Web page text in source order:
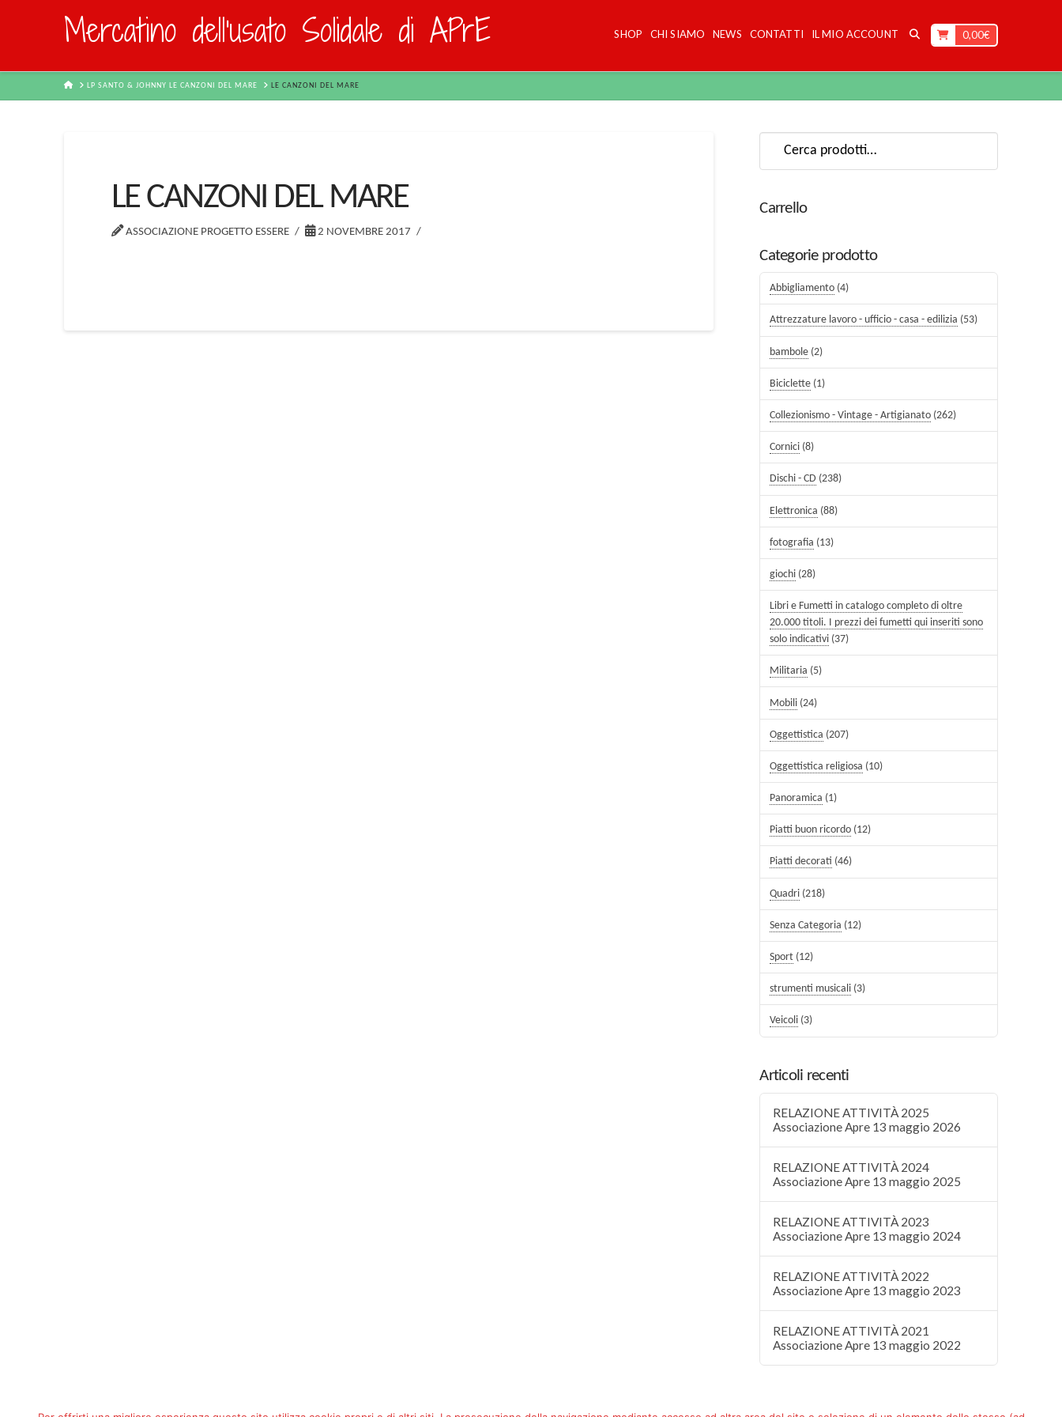
Mercatino dell'usato Solidale di APrE SHOP CHI SIAMO NEWS CONTATTI IL MIO ACCOUNT 0,00€
HOMELP SANTO & JOHNNY LE CANZONI DEL MARE LE CANZONI DEL MARE
LE CANZONI DEL MARE
ASSOCIAZIONE PROGETTO ESSERE 2 NOVEMBRE 2017
Carrello
Categorie prodotto
Abbigliamento (4)
Attrezzature lavoro - ufficio - casa - edilizia (53)
bambole (2)
Biciclette (1)
Collezionismo - Vintage - Artigianato (262)
Cornici (8)
Dischi - CD (238)
Elettronica (88)
fotografia (13)
giochi (28)
Libri e Fumetti in catalogo completo di oltre
20.000 titoli. I prezzi dei fumetti qui inseriti sono
solo indicativi (37)
Militaria (5)
Mobili (24)
Oggettistica (207)
Oggettistica religiosa (10)
Panoramica (1)
Piatti buon ricordo (12)
Piatti decorati (46)
Quadri (218)
Senza Categoria (12)
Sport (12)
strumenti musicali (3)
Veicoli (3)
Articoli recenti
RELAZIONE ATTIVITÀ 2025
Associazione Apre 13 maggio 2026
RELAZIONE ATTIVITÀ 2024
Associazione Apre 13 maggio 2025
RELAZIONE ATTIVITÀ 2023
Associazione Apre 13 maggio 2024
RELAZIONE ATTIVITÀ 2022
Associazione Apre 13 maggio 2023
RELAZIONE ATTIVITÀ 2021
Associazione Apre 13 maggio 2022